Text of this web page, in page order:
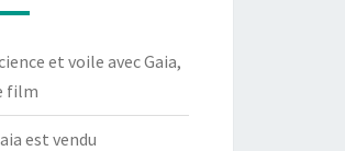
et voile avec Gaia,
film
est vendu